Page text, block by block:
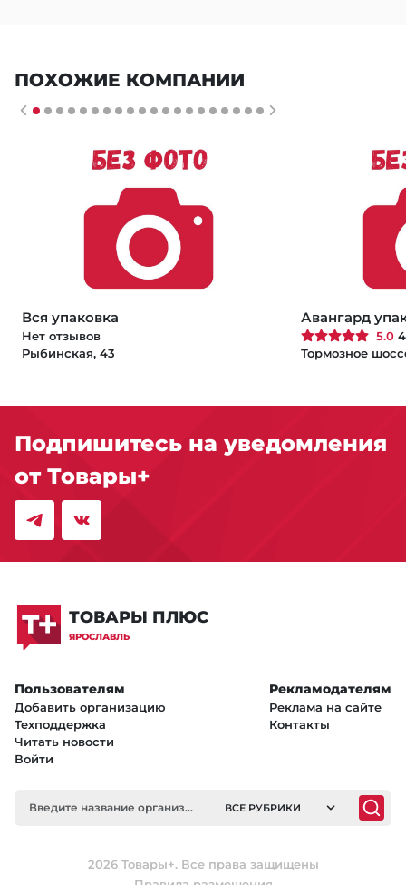
ПОХОЖИЕ КОМПАНИИ
Вся упаковка
Нет отзывов
Рыбинская, 43
Авангард
5.0
Тормозное
Подпишитесь на уведомления
от Товары+
ТОВАРЫ ПЛЮС
ЯРОСЛАВЛЬ
Пользователям
Добавить организацию
Техподдержка
Читать новости
Войти
Рекламодателям
Реклама на сайте
Контакты
ВСЕ РУБРИКИ
2026 Товары+. Все права защищены